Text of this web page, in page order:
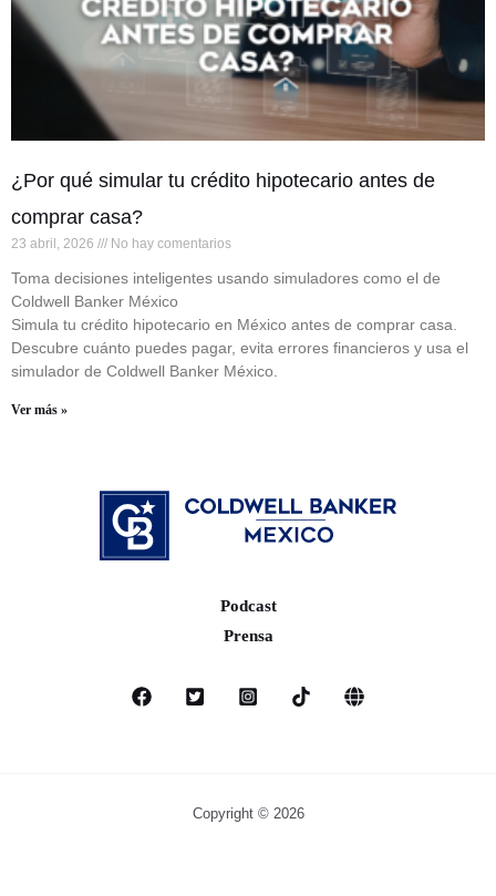
¿Por qué simular tu crédito hipotecario antes de
comprar casa?
23 abril, 2026 No hay comentarios
Toma decisiones inteligentes usando simuladores como el de
Coldwell Banker México
Simula tu crédito hipotecario en México antes de comprar casa.
Descubre cuánto puedes pagar, evita errores financieros y usa el
simulador de Coldwell Banker México.
Ver más »
Podcast
Prensa
Copyright © 2026